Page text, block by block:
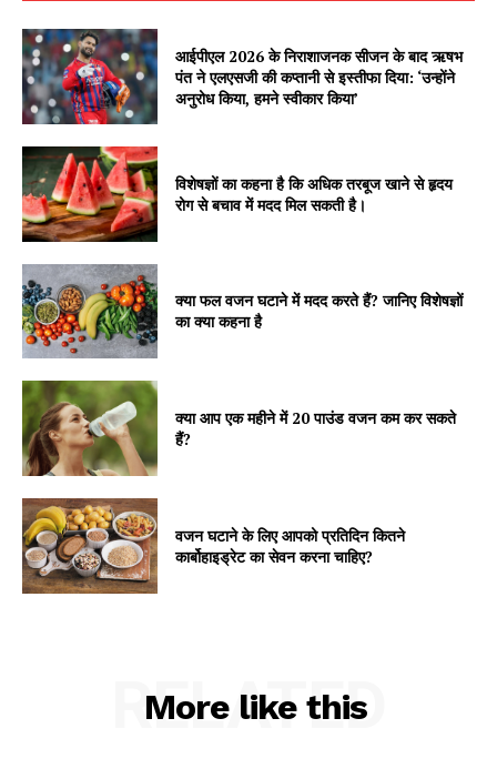
आईपीएल 2026 के निराशाजनक सीजन के बाद ऋषभ
पंत ने एलएसजी की कप्तानी से इस्तीफा दिया: ‘उन्होंने
अनुरोध किया, हमने स्वीकार किया’
विशेषज्ञों का कहना है कि अधिक तरबूज खाने से हृदय
रोग से बचाव में मदद मिल सकती है।
क्या फल वजन घटाने में मदद करते हैं? जानिए विशेषज्ञों
का क्या कहना है
क्या आप एक महीने में 20 पाउंड वजन कम कर सकते
हैं?
वजन घटाने के लिए आपको प्रतिदिन कितने
कार्बोहाइड्रेट का सेवन करना चाहिए?
More like this
RELATED